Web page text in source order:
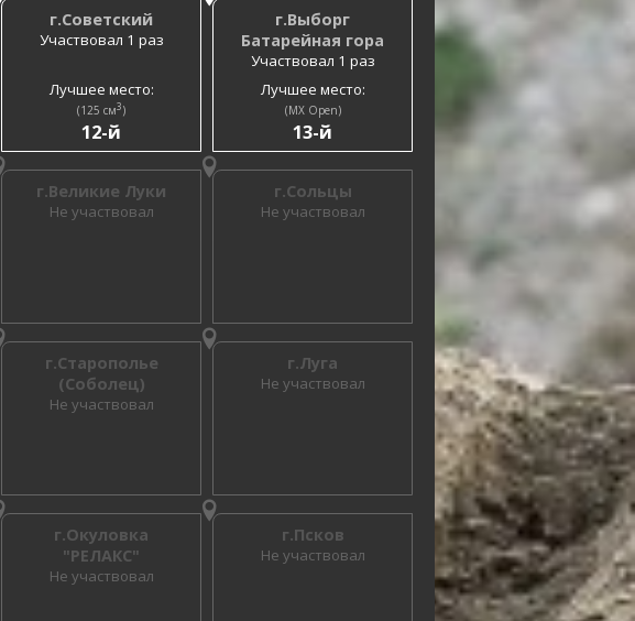
г.Советский
Участвовал 1 раз
Лучшее место:
(125 см3)
12-й
г.Выборг
Батарейная гора
Участвовал 1 раз
Лучшее место:
(MX Open)
13-й
г.Великие Луки
Не участвовал
г.Сольцы
Не участвовал
г.Старополье
(Соболец)
Не участвовал
г.Луга
Не участвовал
г.Окуловка
"РЕЛАКС"
Не участвовал
г.Псков
Не участвовал